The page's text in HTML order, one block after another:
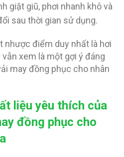
giặt giũ, phơi nhanh khô và
sau thời gian sử dụng.
nhược điểm duy nhất là hơi
xem là một gợi ý đáng
may đồng phục cho nhân
liệu yêu thích của
đồng phục cho